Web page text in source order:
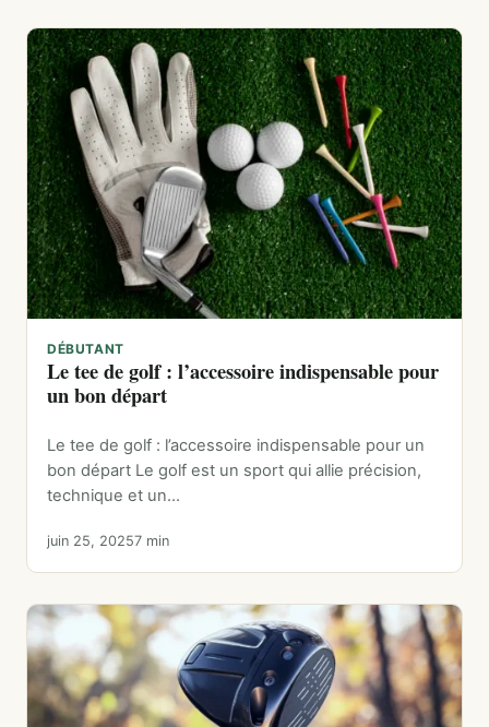
DÉBUTANT
Le tee de golf : l’accessoire indispensable pour
un bon départ
Le tee de golf : l’accessoire indispensable pour un
bon départ Le golf est un sport qui allie précision,
technique et un…
juin 25, 20257 min